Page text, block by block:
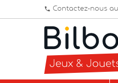
phone Contactez-nous au